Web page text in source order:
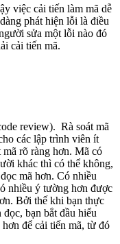
việc cải tiến làm mã dễ
phát hiện lỗi là điều
sửa một lỗi nào đó
cải tiến mã.
review). Rà soát mã
các lập trình viên ít
rõ ràng hơn. Mã có
khác thì có thể không,
mã hơn. Có nhiều
nhiều ý tường hơn được
Bởi thế khi bạn thực
bạn bắt đầu hiểu
để cải tiến mã, từ đó